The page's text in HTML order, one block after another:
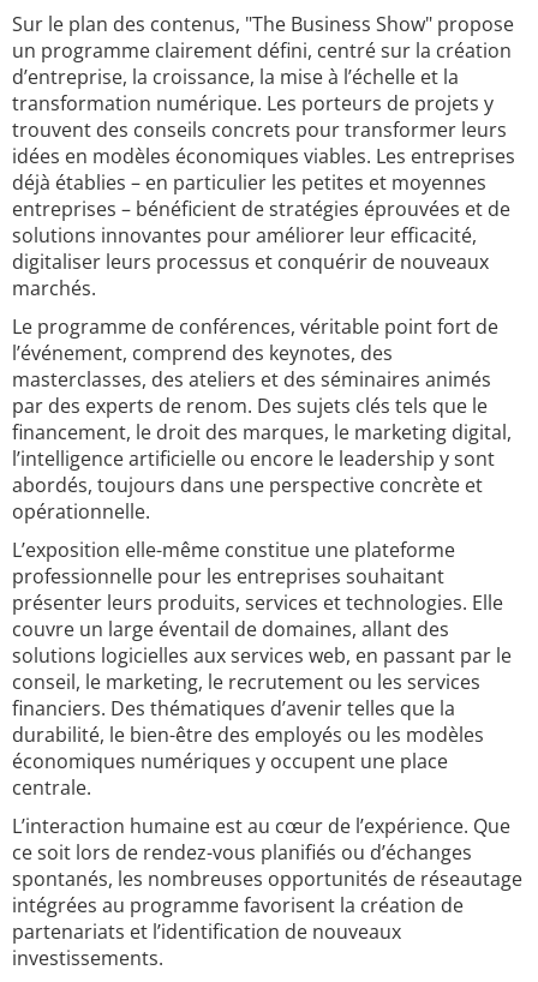
Sur le plan des contenus, "The Business Show" propose
un programme clairement défini, centré sur la création
d’entreprise, la croissance, la mise à l’échelle et la
transformation numérique. Les porteurs de projets y
trouvent des conseils concrets pour transformer leurs
idées en modèles économiques viables. Les entreprises
déjà établies – en particulier les petites et moyennes
entreprises – bénéficient de stratégies éprouvées et de
solutions innovantes pour améliorer leur efficacité,
digitaliser leurs processus et conquérir de nouveaux
marchés.
Le programme de conférences, véritable point fort de
l’événement, comprend des keynotes, des
masterclasses, des ateliers et des séminaires animés
par des experts de renom. Des sujets clés tels que le
financement, le droit des marques, le marketing digital,
l’intelligence artificielle ou encore le leadership y sont
abordés, toujours dans une perspective concrète et
opérationnelle.
L’exposition elle-même constitue une plateforme
professionnelle pour les entreprises souhaitant
présenter leurs produits, services et technologies. Elle
couvre un large éventail de domaines, allant des
solutions logicielles aux services web, en passant par le
conseil, le marketing, le recrutement ou les services
financiers. Des thématiques d’avenir telles que la
durabilité, le bien-être des employés ou les modèles
économiques numériques y occupent une place
centrale.
L’interaction humaine est au cœur de l’expérience. Que
ce soit lors de rendez-vous planifiés ou d’échanges
spontanés, les nombreuses opportunités de réseautage
intégrées au programme favorisent la création de
partenariats et l’identification de nouveaux
investissements.